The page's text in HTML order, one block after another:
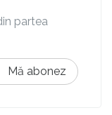
partea
Mă abonez